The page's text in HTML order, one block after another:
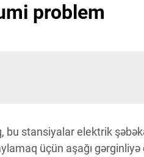
problem
stansiyalar elektrik
üçün aşağı